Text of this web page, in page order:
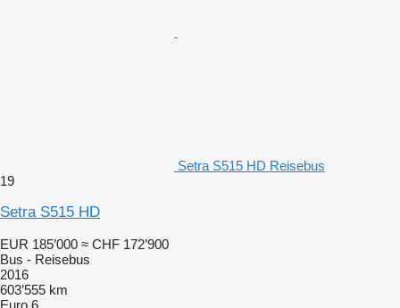
Setra S515 HD Reisebus
19
Setra S515 HD
EUR 185’000 ≈ CHF 172’900
Bus - Reisebus
2016
603’555 km
Euro 6